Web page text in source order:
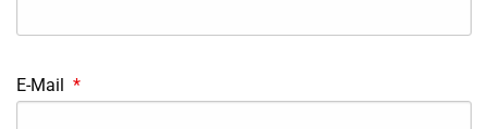
E-Mail *